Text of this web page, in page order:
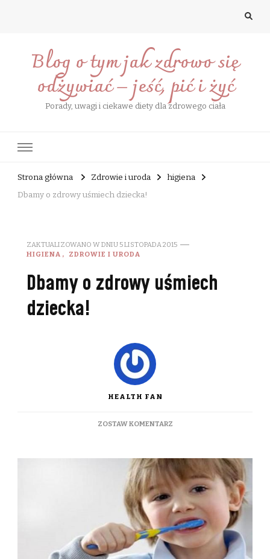
Blog o tym jak zdrowo się
odżywiać – jeść, pić i żyć
Porady, uwagi i ciekawe diety dla zdrowego ciała
Strona główna Zdrowie i uroda
higiena
Dbamy o zdrowy uśmiech dziecka!
ZAKTUALIZOWANO W DNIU 5 LISTOPADA 2015
HIGIENA
ZDROWIE I URODA
Dbamy o zdrowy uśmiech
dziecka!
HEALTH FAN
ZOSTAW KOMENTARZDO
ZDROWY
UŚMIECH
DZIECKA!